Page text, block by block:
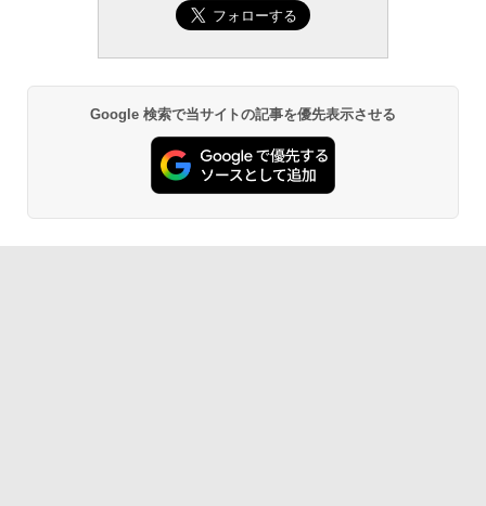
Google 検索で当サイトの記事を優先表示させる